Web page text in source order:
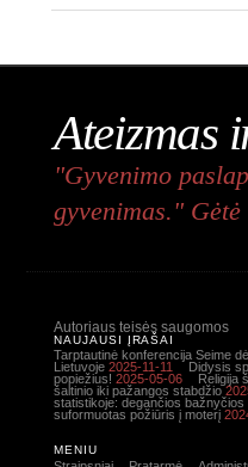
Ateizmas
"Gyvenimo
gyvenimas." Gėtė
Autoriaus teisės saugomos
NAUJAUSI ĮRAŠAI
Tarptautinė konferencija Seime
Lietuvoje 2025-11-11
Didysis
popiežius! 2025-05-06
Religija
šaltinio iki pažangos stabdžio
statistikoje: degančios bažnyčios
suformuotas požiūris į moterį
MENIU